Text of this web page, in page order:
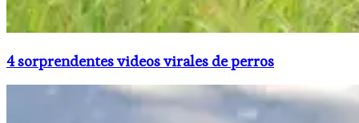
4 sorprendentes videos virales de perros